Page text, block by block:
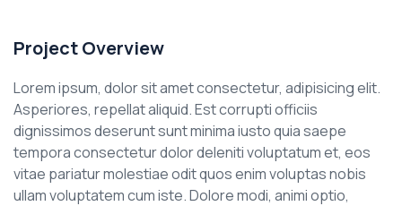
Project Overview
Lorem ipsum, dolor sit amet consectetur, adipisicing elit.
Asperiores, repellat aliquid. Est corrupti officiis
dignissimos deserunt sunt minima iusto quia saepe
tempora consectetur dolor deleniti voluptatum et, eos
vitae pariatur molestiae odit quos enim voluptas nobis
ullam voluptatem cum iste. Dolore modi, animi optio,